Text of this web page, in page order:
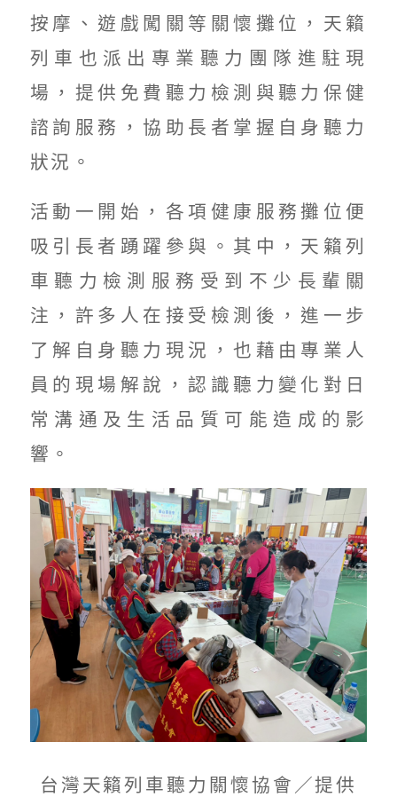
按摩、遊戲闖關等關懷攤位，天籟
列車也派出專業聽力團隊進駐現
場，提供免費聽力檢測與聽力保健
諮詢服務，協助長者掌握自身聽力
狀況。
活動一開始，各項健康服務攤位便
吸引長者踴躍參與。其中，天籟列
車聽力檢測服務受到不少長輩關
注，許多人在接受檢測後，進一步
了解自身聽力現況，也藉由專業人
員的現場解說，認識聽力變化對日
常溝通及生活品質可能造成的影
響。
台灣天籟列車聽力關懷協會／提供